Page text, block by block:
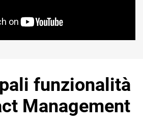
funzionalità
Management